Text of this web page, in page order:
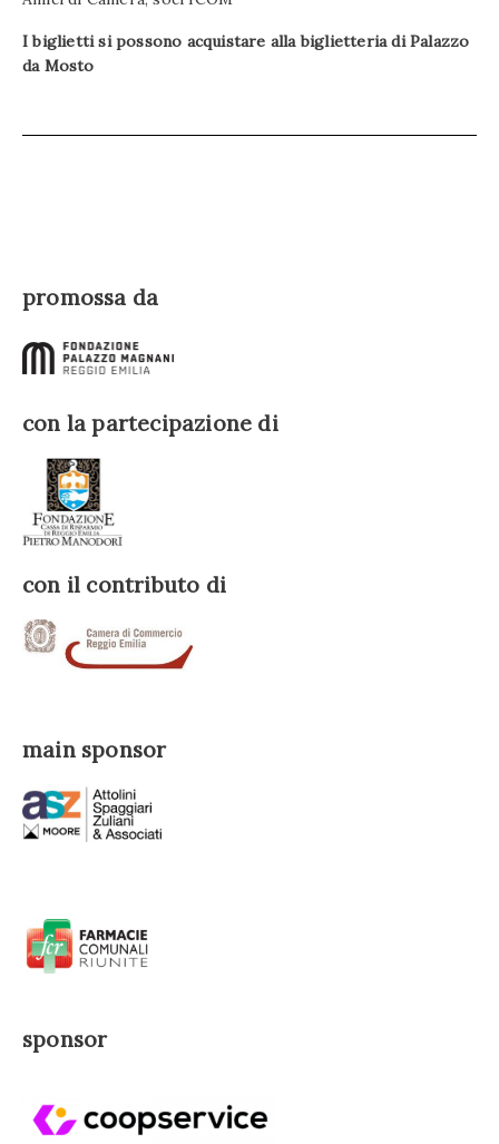
I biglietti si possono acquistare alla biglietteria di Palazzo
da Mosto
promossa da
con la partecipazione di
con il contributo di
main sponsor
sponsor